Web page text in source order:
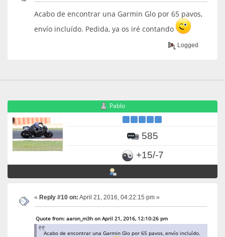
Acabo de encontrar una Garmin Glo por 65 pavos,
envío incluído. Pedida, ya os iré contando
Logged
Pablo
585
+15/-7
« Reply #10 on: April 21, 2016, 04:22:15 pm »
Quote from: aaron_m3h on April 21, 2016, 12:10:26 pm
Acabo de encontrar una Garmin Glo por 65 pavos, envío incluído.